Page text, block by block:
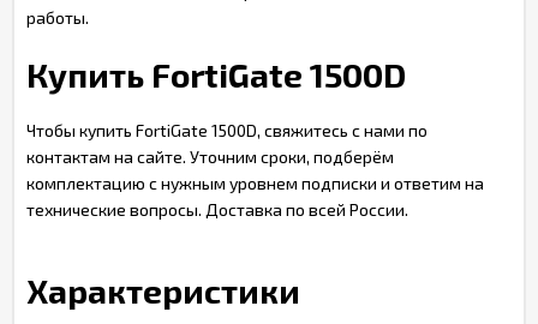
работы.
Купить FortiGate 1500D
Чтобы купить FortiGate 1500D, свяжитесь с нами по
контактам на сайте. Уточним сроки, подберём
комплектацию с нужным уровнем подписки и ответим на
технические вопросы. Доставка по всей России.
Характеристики